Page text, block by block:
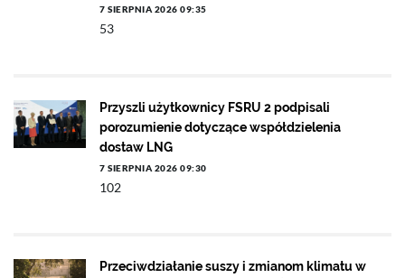
7 SIERPNIA 2026 09:35
53
Przyszli użytkownicy FSRU 2 podpisali
porozumienie dotyczące współdzielenia
dostaw LNG
7 SIERPNIA 2026 09:30
102
Przeciwdziałanie suszy i zmianom klimatu w